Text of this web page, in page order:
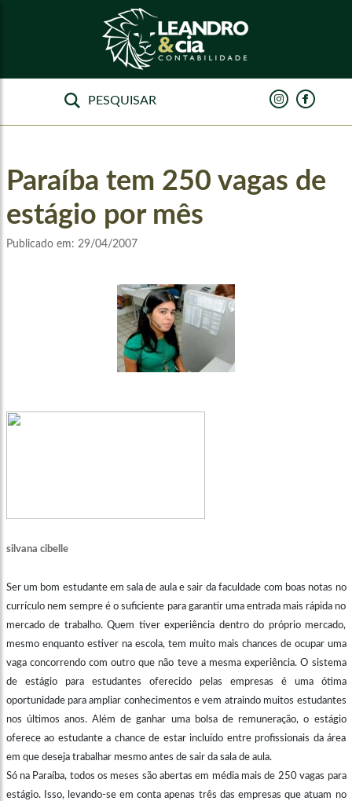
Paraíba tem 250 vagas de
estágio por mês
Publicado em: 29/04/2007
silvana cibelle
Ser um bom estudante em sala de aula e sair da faculdade com boas notas no
currículo nem sempre é o suficiente para garantir uma entrada mais rápida no
mercado de trabalho. Quem tiver experiência dentro do próprio mercado,
mesmo enquanto estiver na escola, tem muito mais chances de ocupar uma
vaga concorrendo com outro que não teve a mesma experiência. O sistema
de estágio para estudantes oferecido pelas empresas é uma ótima
oportunidade para ampliar conhecimentos e vem atraindo muitos estudantes
nos últimos anos. Além de ganhar uma bolsa de remuneração, o estágio
oferece ao estudante a chance de estar incluído entre profissionais da área
em que deseja trabalhar mesmo antes de sair da sala de aula.
Só na Paraíba, todos os meses são abertas em média mais de 250 vagas para
estágio. Isso, levando-se em conta apenas três das empresas que atuam no